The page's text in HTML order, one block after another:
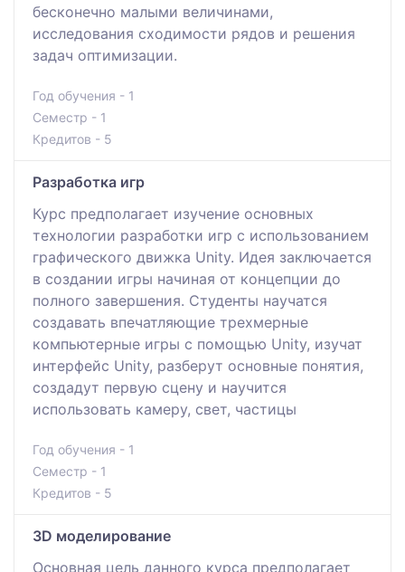
бесконечно малыми величинами,
исследования сходимости рядов и решения
задач оптимизации.
Год обучения - 1
Семестр - 1
Кредитов - 5
Разработка игр
Курс предполагает изучение основных
технологии разработки игр с использованием
графического движка Unity. Идея заключается
в создании игры начиная от концепции до
полного завершения. Студенты научатся
создавать впечатляющие трехмерные
компьютерные игры с помощью Unity, изучат
интерфейс Unity, разберут основные понятия,
создадут первую сцену и научится
использовать камеру, свет, частицы
Год обучения - 1
Семестр - 1
Кредитов - 5
3D моделирование
Основная цель данного курса предполагает